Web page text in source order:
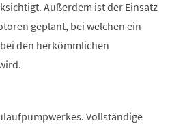
Außerdem ist der Einsatz
geplant, bei welchen ein
den herkömmlichen
Vollständige